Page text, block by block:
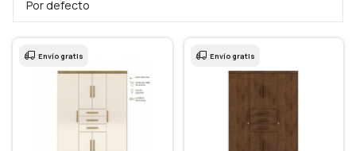
Envío gratis Envío gratis